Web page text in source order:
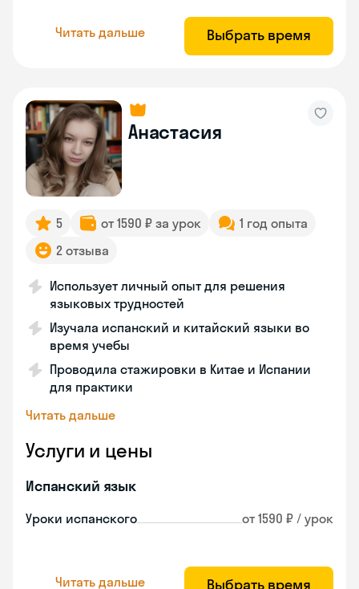
Читать дальше Выбрать время
Анастасия
5 от 1590 ₽ за урок
1 год опыта
2 отзыва
Использует личный опыт для решения
языковых трудностей
Изучала испанский и китайский языки во
время учебы
Проводила стажировки в Китае и Испании
для практики
Читать дальше
Услуги и цены
Испанский язык
Уроки испанского от 1590 ₽ / урок
Читать дальше Выбрать время